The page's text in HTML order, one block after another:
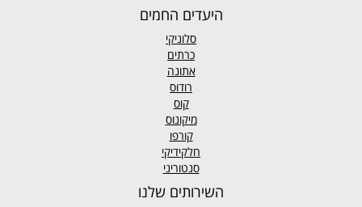
היעדים החמים
סלוניקי
כרתים
אתונה
רודוס
קוס
מיקונוס
קורפו
חלקידיקי
סנטוריני
השירותים שלנו